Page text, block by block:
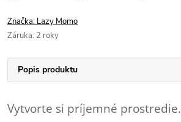
Značka: Lazy Momo
Záruka: 2 roky
Popis produktu
Vytvorte si príjemné prostredie.